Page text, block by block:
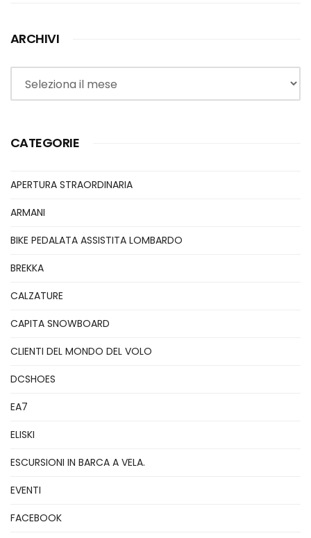
ARCHIVI
Archivi
CATEGORIE
APERTURA STRAORDINARIA
ARMANI
BIKE PEDALATA ASSISTITA LOMBARDO
BREKKA
CALZATURE
CAPITA SNOWBOARD
CLIENTI DEL MONDO DEL VOLO
DCSHOES
EA7
ELISKI
ESCURSIONI IN BARCA A VELA.
EVENTI
FACEBOOK